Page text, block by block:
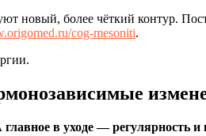
более чёткий контур.
cog-mesoniti.
в уходе — регулярность